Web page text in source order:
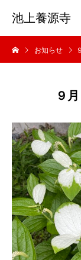
池上養源寺
お知らせ
９